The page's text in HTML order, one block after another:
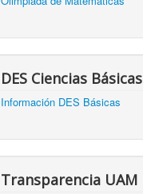
DES Ciencias Básicas
Información DES Básicas
Transparencia UAM